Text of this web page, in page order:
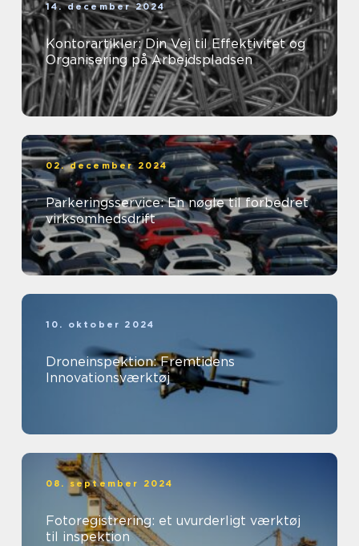
14. december 2024
Kontorartikler: Din Vej til Effektivitet og
Organisering på Arbejdspladsen
02. december 2024
Parkeringsservice: En nøgle til forbedret
virksomhedsdrift
10. oktober 2024
Droneinspektion: Fremtidens
Innovationsværktøj
08. september 2024
Fotoregistrering: et uvurderligt værktøj
til inspektion